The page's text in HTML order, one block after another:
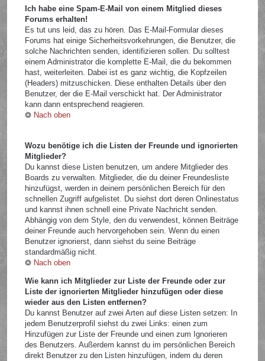
Ich habe eine Spam-E-Mail von einem Mitglied dieses
Forums erhalten!
Es tut uns leid, das zu hören. Das E-Mail-Formular dieses
Forums hat einige Sicherheitsvorkehrungen, die Benutzer, die
solche Nachrichten senden, identifizieren sollen. Du solltest
einem Administrator die komplette E-Mail, die du bekommen
hast, weiterleiten. Dabei ist es ganz wichtig, die Kopfzeilen
(Headers) mitzuschicken. Diese enthalten Details über den
Benutzer, der die E-Mail verschickt hat. Der Administrator
kann dann entsprechend reagieren.
Nach oben
Wozu benötige ich die Listen der Freunde und ignorierten
Mitglieder?
Du kannst diese Listen benutzen, um andere Mitglieder des
Boards zu verwalten. Mitglieder, die du deiner Freundesliste
hinzufügst, werden in deinem persönlichen Bereich für den
schnellen Zugriff aufgelistet. Du siehst dort deren Onlinestatus
und kannst ihnen schnell eine Private Nachricht senden.
Abhängig von dem Style, den du verwendest, können Beiträge
deiner Freunde auch hervorgehoben sein. Wenn du einen
Benutzer ignorierst, dann siehst du seine Beiträge
standardmäßig nicht.
Nach oben
Wie kann ich Mitglieder zur Liste der Freunde oder zur
Liste der ignorierten Mitglieder hinzufügen oder diese
wieder aus den Listen entfernen?
Du kannst Benutzer auf zwei Arten auf diese Listen setzen: In
jedem Benutzerprofil siehst du zwei Links: einen zum
Hinzufügen zur Liste der Freunde und einen zum Ignorieren
des Benutzers. Außerdem kannst du im persönlichen Bereich
direkt Benutzer zu den Listen hinzufügen, indem du deren